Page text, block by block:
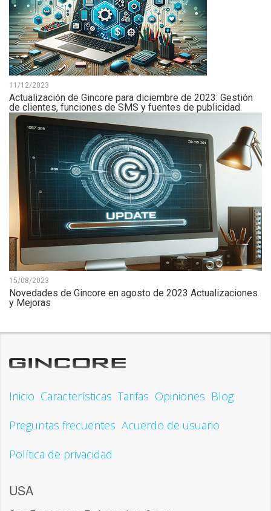
11/12/2023
Actualización de Gincore para diciembre de 2023: Gestión
de clientes, funciones de SMS y fuentes de publicidad
15/08/2023
Novedades de Gincore en agosto de 2023 Actualizaciones
y Mejoras
Inicio Características Tarifas Opiniones Blog
Preguntas frecuentes Acuerdo de usuario
Política de privacidad
USA